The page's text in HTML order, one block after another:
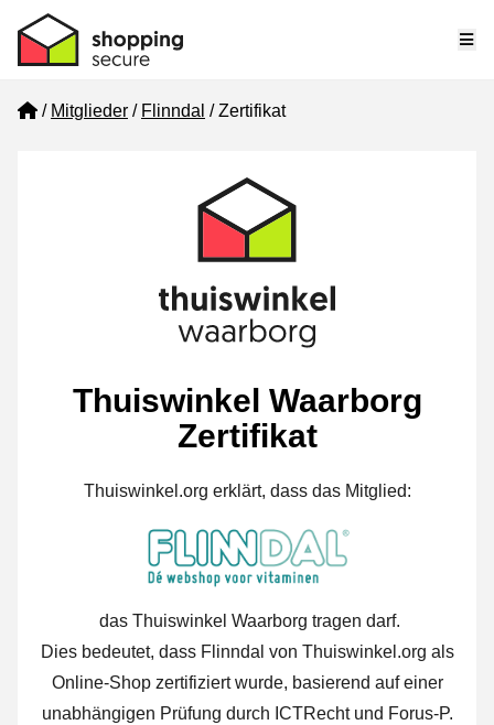
Home
Mitglieder Flinndal Zertifikat
Thuiswinkel Waarborg
Zertifikat
Thuiswinkel.org erklärt, dass das Mitglied:
das Thuiswinkel Waarborg tragen darf.
Dies bedeutet, dass Flinndal von Thuiswinkel.org als
Online-Shop zertifiziert wurde, basierend auf einer
unabhängigen Prüfung durch ICTRecht und Forus-P.